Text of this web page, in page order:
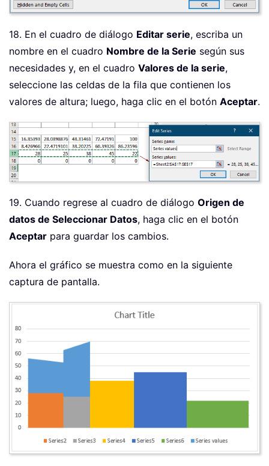
18. En el cuadro de diálogo Editar serie, escriba un
nombre en el cuadro Nombre de la Serie según sus
necesidades y, en el cuadro Valores de la serie,
seleccione las celdas de la fila que contienen los
valores de altura; luego, haga clic en el botón Aceptar.
19. Cuando regrese al cuadro de diálogo Origen de
datos de Seleccionar Datos, haga clic en el botón
Aceptar para guardar los cambios.
Ahora el gráfico se muestra como en la siguiente
captura de pantalla.